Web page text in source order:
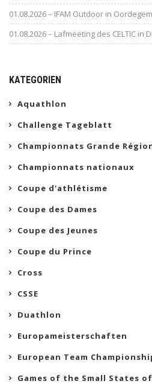
01.08.2026 – IFAM Outdoor in Oordegem
01.08.2026 – Lafmeeting des CELTIC in
KATEGORIEN
Aquathlon
Challenge Tageblatt
Championnats Grande
Championnats nationaux
Coupe d'athlétisme
Coupe des Dames
Coupe des Jeunes
Coupe du Prince
Cross
CSSE
Duathlon
Europameisterschaften
European Team
Games of the Small States